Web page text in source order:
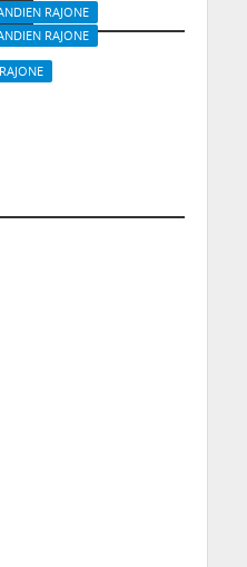
RAJONE
į turisto
turistu
RAJONE
suburs
2020“